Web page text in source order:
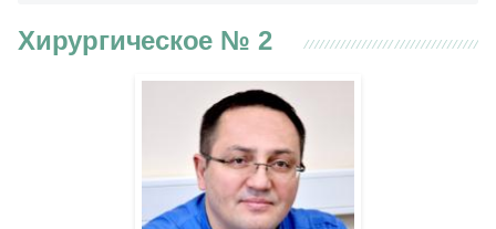
Хирургическое № 2